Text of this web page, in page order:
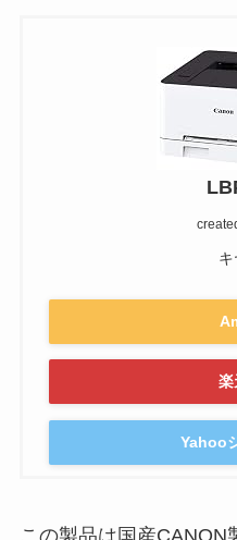
楽
Yahoo
この製品は国産CANON